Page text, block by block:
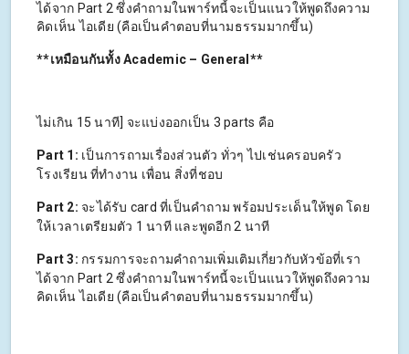
ได้จาก Part 2 ซึ่งคำถามในพาร์ทนี้จะเป็นแนวให้พูดถึงความ
คิดเห็น ไอเดีย (คือเป็นคำตอบที่นามธรรมมากขึ้น)
**เหมือนกันทั้ง Academic – General**
ไม่เกิน 15 นาที] จะแบ่งออกเป็น 3 parts คือ
Part 1: เป็นการถามเรื่องส่วนตัว ทั่วๆ ไปเช่นครอบครัว
โรงเรียน ที่ทำงาน เพื่อน สิ่งที่ชอบ
Part 2: จะได้รับ card ที่เป็นคำถาม พร้อมประเด็นให้พูด โดย
ให้เวลาเตรียมตัว 1 นาที และพูดอีก 2 นาที
Part 3: กรรมการจะถามคำถามเพิ่มเติมเกี่ยวกับหัวข้อที่เรา
ได้จาก Part 2 ซึ่งคำถามในพาร์ทนี้จะเป็นแนวให้พูดถึงความ
คิดเห็น ไอเดีย (คือเป็นคำตอบที่นามธรรมมากขึ้น)